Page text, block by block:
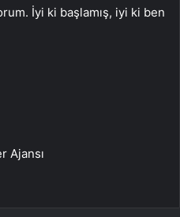
İyi ki başlamış, iyi ki ben
Ajansı